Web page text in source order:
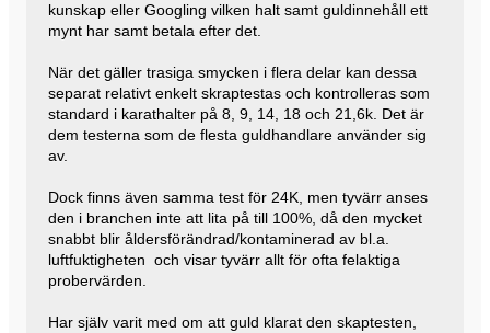
kunskap eller Googling vilken halt samt guldinnehåll ett
mynt har samt betala efter det.
När det gäller trasiga smycken i flera delar kan dessa
separat relativt enkelt skraptestas och kontrolleras som
standard i karathalter på 8, 9, 14, 18 och 21,6k. Det är
dem testerna som de flesta guldhandlare använder sig
av.
Dock finns även samma test för 24K, men tyvärr anses
den i branchen inte att lita på till 100%, då den mycket
snabbt blir åldersförändrad/kontaminerad av bl.a.
luftfuktigheten och visar tyvärr allt för ofta felaktiga
probervärden.
Har själv varit med om att guld klarat den skaptesten,